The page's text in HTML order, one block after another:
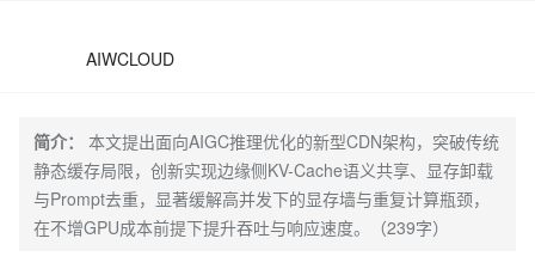
AIWCLOUD
简介：
本文提出面向AIGC推理优化的新型CDN架构，突破传统
静态缓存局限，创新实现边缘侧KV-Cache语义共享、显存卸载
与Prompt去重，显著缓解高并发下的显存墙与重复计算瓶颈，
在不增GPU成本前提下提升吞吐与响应速度。（239字）